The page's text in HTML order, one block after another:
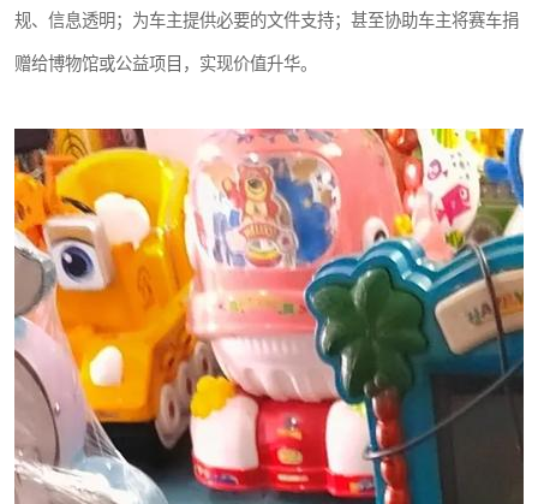
规、信息透明；为车主提供必要的文件支持；甚至协助车主将赛车捐
赠给博物馆或公益项目，实现价值升华。